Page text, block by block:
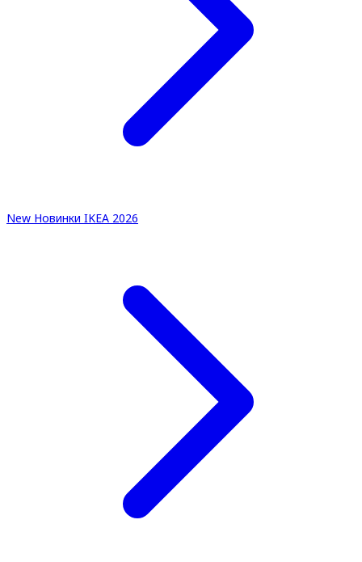
New Новинки IKEA 2026